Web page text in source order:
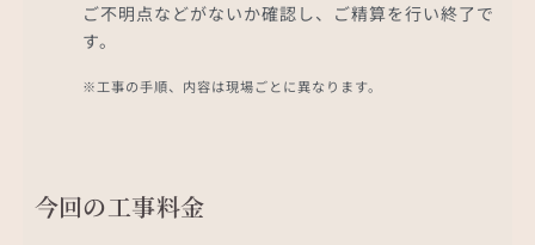
ご不明点などがないか確認し、ご精算を行い終了で
す。
※工事の手順、内容は現場ごとに異なります。
今回の工事料金